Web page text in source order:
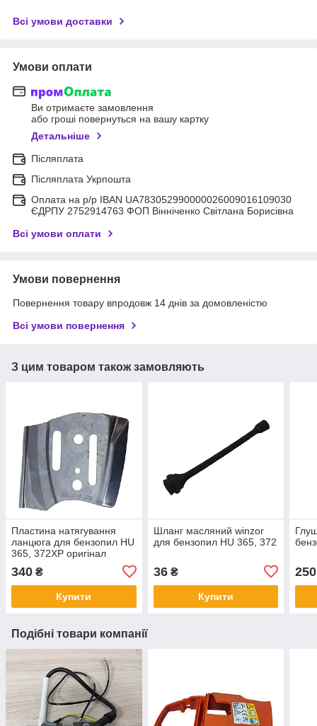
Всі умови доставки
Умови оплати
Ви отримаєте замовлення
або гроші повернуться на вашу картку
Детальніше
Післяплата
Післяплата Укрпошта
Оплата на р/р IBAN UA783052990000026009016109030
ЄДРПУ 2752914763 ФОП Вінніченко Світлана Борисівна
Всі умови оплати
Умови повернення
Повернення товару впродовж 14 днів за домовленістю
Всі умови повернення
З цим товаром також замовляють
Пластина натягування
ланцюга для бензопил HU
365, 372XP оригінал
340 ₴
Купити
Шланг масляний winzor
для бензопил HU 365, 372
36₴
Купити
250
Подібні товари компанії